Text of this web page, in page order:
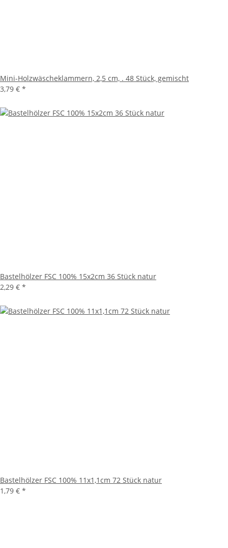
Mini-Holzwäscheklammern, 2,5 cm, . 48 Stück, gemischt
3,79 € *
Bastelhölzer FSC 100% 15x2cm 36 Stück natur
2,29 € *
Bastelhölzer FSC 100% 11x1,1cm 72 Stück natur
1,79 € *